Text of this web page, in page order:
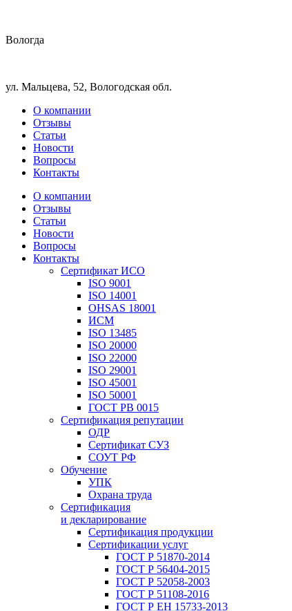
Вологда
ул. Мальцева, 52, Вологодская обл.
О компании
Отзывы
Статьи
Новости
Вопросы
Контакты
О компании
Отзывы
Статьи
Новости
Вопросы
Контакты
Сертификат ИСО
ISO 9001
ISO 14001
OHSAS 18001
ИСМ
ISO 13485
ISO 20000
ISO 22000
ISO 29001
ISO 45001
ISO 50001
ГОСТ РВ 0015
Сертификация репутации
ОДР
Сертификат СУЗ
СОУТ РФ
Обучение
УПК
Охрана труда
Сертификация
и декларирование
Сертификация продукции
Сертификации услуг
ГОСТ Р 51870-2014
ГОСТ Р 56404-2015
ГОСТ Р 52058-2003
ГОСТ Р 51108-2016
ГОСТ Р ЕН 15733-2013